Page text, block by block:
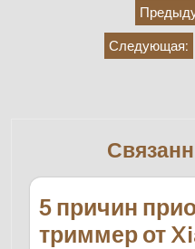
Следующая:
5 причин
триммер от